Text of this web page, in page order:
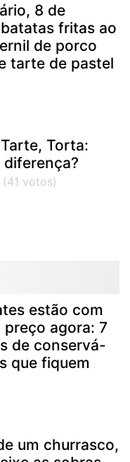
8 de
fritas ao
de porco
tarte de pastel
Torta:
diferença?
estão com
preço agora: 7
de conservá-
que fiquem
um churrasco,